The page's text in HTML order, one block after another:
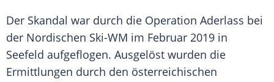
Der Skandal war durch die Operation Aderlass bei
der Nordischen Ski-WM im Februar 2019 in
Seefeld aufgeflogen. Ausgelöst wurden die
Ermittlungen durch den österreichischen